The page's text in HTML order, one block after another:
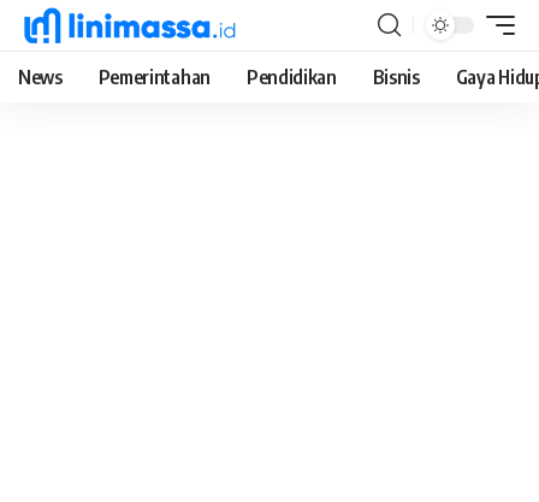
News Pemerintahan Pendidikan Bisnis Gaya